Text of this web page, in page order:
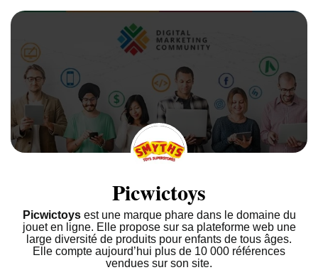
Picwictoys
Picwictoysest une marque phare dans le domaine du
jouet en ligne. Elle propose sur sa plateforme web une
large diversité de produits pour enfants de tous âges.
Elle compte aujourd’hui plus de 10 000 références
vendues sur son site.